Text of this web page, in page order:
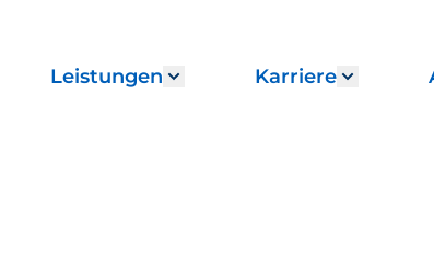
submenu for "Forschung"
Leistungen Show submenu for
Karriere Show